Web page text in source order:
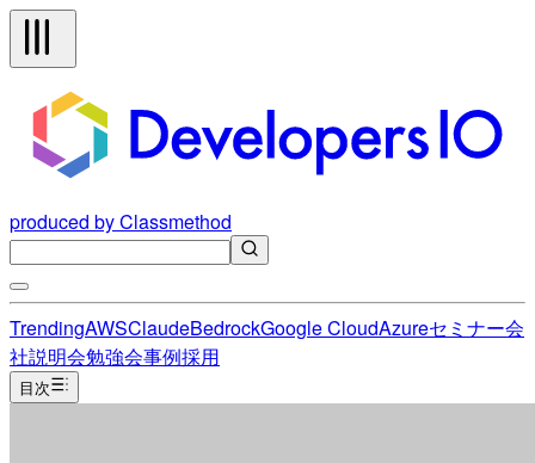
produced by Classmethod
TrendingAWSClaudeBedrockGoogle CloudAzureセミナー会
社説明会勉強会事例採用
目次